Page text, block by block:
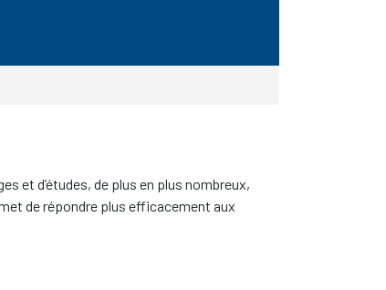
et d’études, de plus en plus nombreux,
de répondre plus efficacement aux